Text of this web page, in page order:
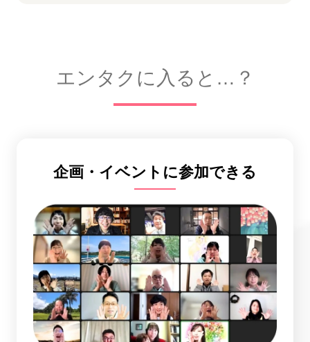
エンタクに入ると…？
企画・イベントに参加できる